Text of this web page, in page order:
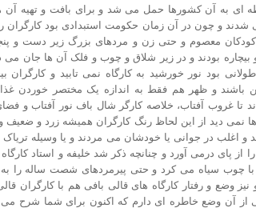
ای به آن کشورها حمل می شد و برای بافت و تهیه آن
و چون در آن زمان حکومت استبدادی بود کارگران
بیچاره بودند و در زیر شلاق و چوب و فلک آن ها جان می
بود نور خورشید به کارگاه نمی تابید و کارگران
باشند و ظهر هم فقط به اندازه یک مختصر خوردن
تا غروب آفتاب، خلاصه کارگر شال باف نور آفتاب و
نمی دید از این لحاظ رنگ کارگران همیشه زرد و ضعیف
و اغلب در جوانی یا خودشان می مردند و یا وسیله
از پای درمی آورد و چنانچه ذکر شد خلیفه و استاد کارگاه
چوب سیاه می کرد و حتی پیرمردهای شصت ساله را به
وضع و رفتار کارگاه های قالی بافی هم با کارگران
از آن وضع خاطره ای دارم که اکنون برای شما شرح